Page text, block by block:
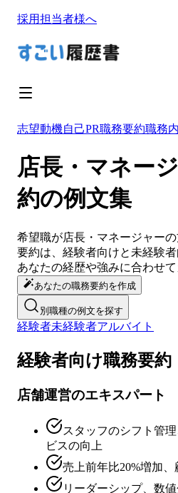
採用担当者様へ
志望動機自己PR職務要約職務
店長・マネー
約の例文集
希望職が店長・マネージャー
要約は、経験者向けと未経験者
あなたの経歴や強みに合わせ
あなたの職務要約を作成
別職種の例文を探す
経験者未経験者アルバイト
経験者向け職務要約
店舗運営のエキスパート
スタッフのシフト管
ビスの向上
売上前年比20%増加
リーダーシップ、数